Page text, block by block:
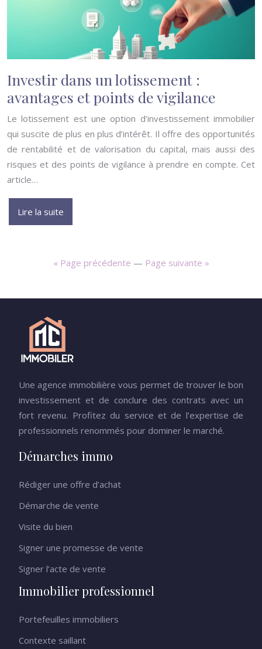
Investir dans un lotissement :
avantages et points de vigilance
Le lotissement est une option d’investissement immobilier
qui suscite de plus en plus d’intérêt. Il offre des opportunités
de rentabilité et de valorisation du capital, mais aussi des
risques et des points de vigilance à prendre en compte. Cet
article…
Lire la suite
« Page précédente — Page suivante »
Une agence immobilière vous permet de trouver le bon
investissement et de conclure des contrats avec un
fort revenu. Profitez du service et de l’expertise de
professionnels renommés pour dominer le marché.
Démarches immo
Rédiger une offre d’achat
Démarche de vente
Visite du bien
Signer une promesse de vente
Signer l’acte de vente
Immobilier professionnel
Portefeuilles immobiliers
Contexte saillant